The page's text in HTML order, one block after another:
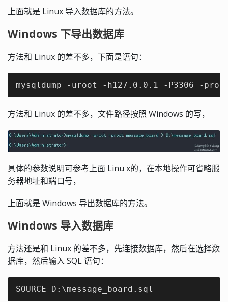
上面就是 Linux 导入数据库的方法。
Windows 下导出数据库
方法和 Linux 的差不多，下面是语句：
mysqldump -uroot -h127.0.0.1 -P3306 -
方法和 Linux 的差不多，文件路径按照 Windows 的写，
具体的参数说明可参考上面 Linu x的，在本地操作可省略服
务器地址和端口号，
上面就是 Windows 导出数据库的方法。
Windows 导入数据库
方法还是和 Linux 的差不多，先连接数据库，然后在选择数
据库，然后输入 SQL 语句：
SOURCE D:\message_board.sql